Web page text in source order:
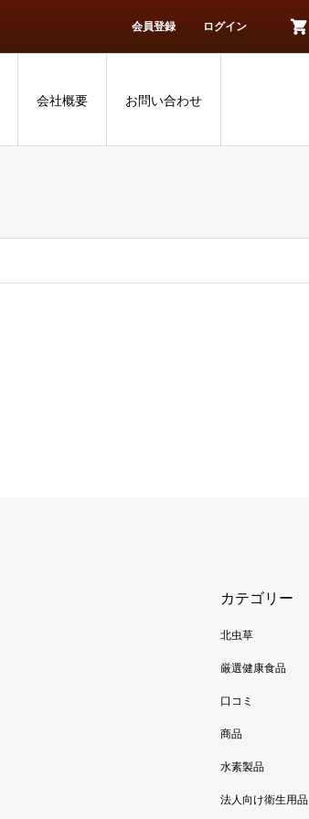
会員登録 ログイン
会社概要 お問い合わせ
カテゴリー
北虫草
厳選健康食品
口コミ
商品
水素製品
法人向け衛生用品